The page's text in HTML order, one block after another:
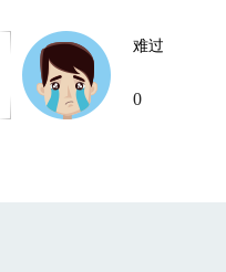
难过
0